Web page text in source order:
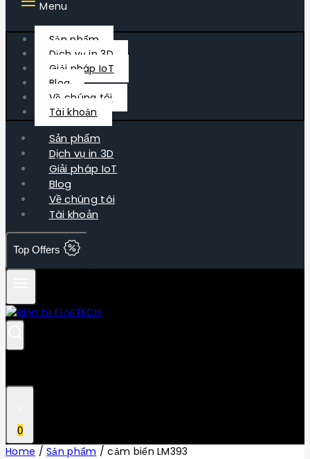
Menu
Sản phẩm
Dịch vụ in 3D
Giải pháp IoT
Blog
Về chúng tôi
Tài khoản
Sản phẩm
Dịch vụ in 3D
Giải pháp IoT
Blog
Về chúng tôi
Tài khoản
Top Offers
0
Home / Sản phẩm / cảm biến LM393